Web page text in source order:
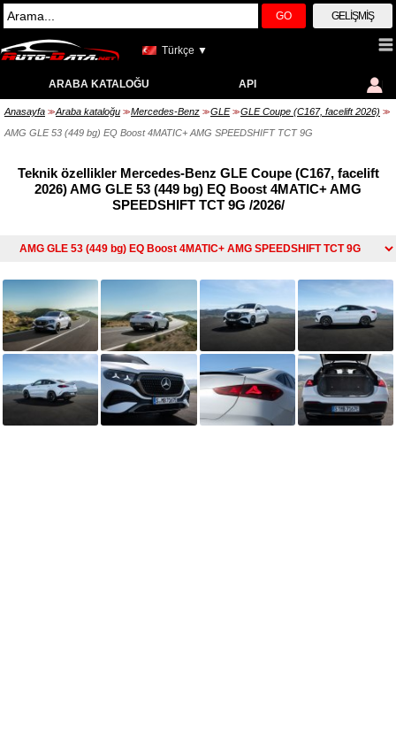
GO GELIŞMIŞ
Türkçe ▼
ARABA KATALOĞU API
Anasayfa >> Araba kataloğu >> Mercedes-Benz >> GLE >> GLE Coupe (C167, facelift 2026) >>
AMG GLE 53 (449 bg) EQ Boost 4MATIC+ AMG SPEEDSHIFT TCT 9G
Teknik özellikler Mercedes-Benz GLE Coupe (C167, facelift
2026) AMG GLE 53 (449 bg) EQ Boost 4MATIC+ AMG
SPEEDSHIFT TCT 9G /2026/